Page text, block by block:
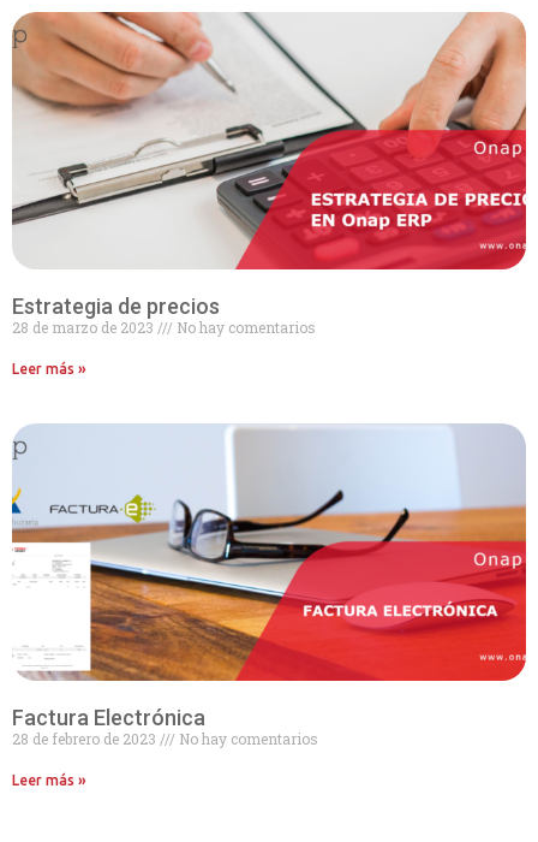
Estrategia de precios
28 de marzo de 2023 No hay comentarios
Leer más »
Factura Electrónica
28 de febrero de 2023 No hay comentarios
Leer más »